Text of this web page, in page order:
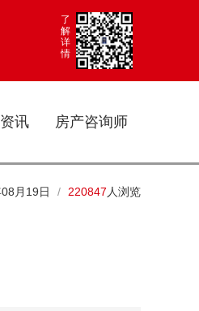
了
解
详
情
资讯 房产咨询师
月19日 / 220847 人浏览